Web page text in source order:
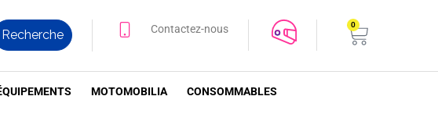
Recherche Contactez-nous 0
MOTOMOBILIA CONSOMMABLES